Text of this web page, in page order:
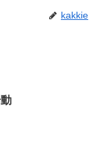
kakkie